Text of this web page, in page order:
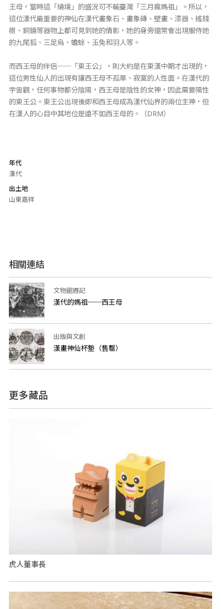
王母，當時這「繞境」的盛況可不輸臺灣「三月瘋媽祖」。所以，
這位漢代最重要的神仙在漢代畫象石、畫象磚、壁畫、漆器、搖錢
樹、銅鏡等器物上都可見到她的倩影，她的身旁還常會出現服侍她
的九尾狐、三足烏、蟾蜍、玉兔和羽人等。
而西王母的伴侶──「東王公」，則大約是在東漢中期才出現的，
這位男性仙人的出現有讓西王母不孤單、寂寞的人性面。在漢代的
宇宙觀，任何事物都分陰陽，西王母是陰性的女神，因此需要陽性
的東王公。東王公出現後即和西王母成為漢代仙界的兩位主神，但
在漢人的心目中其地位是遠不如西王母的。（DRM）
年代
漢代
出土地
山東嘉祥
相關連結
文物館週記
漢代的媽祖──西王母
出版與文創
漢畫神仙杯墊（售罄）
更多藏品
虎人董事長